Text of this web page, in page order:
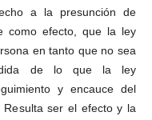
a la presunción de
como efecto, que la ley
en tanto que no sea
de lo que la ley
y encauce del
Resulta ser el efecto y la